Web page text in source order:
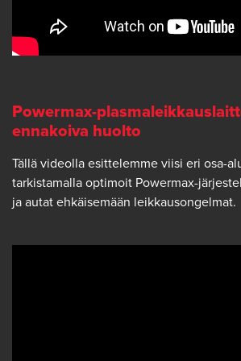
Powermax-
ennakoiva huolto
Tällä videolla esittelemme viisi eri osa-
tarkistamalla optimoit Powermax-
ja autat ehkäisemään leikkausongelmat.